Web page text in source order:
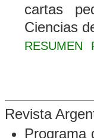
cartas
Ciencias
RESUMEN
Revista
Programa